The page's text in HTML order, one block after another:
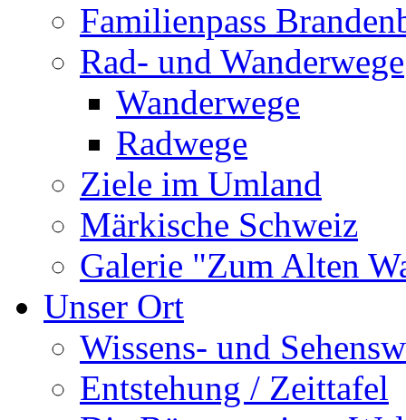
Familienpass
Rad- und Wanderwege
Wanderwege
Radwege
Ziele im Umland
Märkische Schweiz
Galerie "Zum Alten
Unser Ort
Wissens- und
Entstehung / Zeittafel